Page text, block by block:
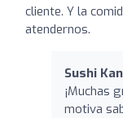
cliente. Y la
atendernos.
Sushi
¡Muchas
motiva